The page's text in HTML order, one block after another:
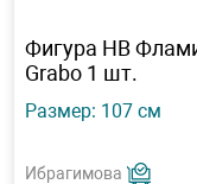
Фигура HB
Grabo 1 шт.
Размер: 107 см
Ибрагимова